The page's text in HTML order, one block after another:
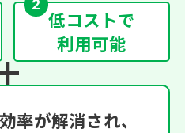
低コストで
利用可能
率が解消され、